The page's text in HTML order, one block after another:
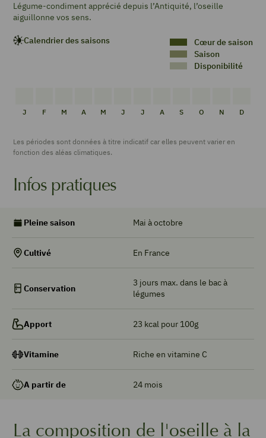
Légume-condiment apprécié depuis l’Antiquité, l’oseille
aiguillonne vos sens.
Calendrier des saisons
Cœur de saison
Saison
Disponibilité
DE
DE
DE
DE
DE
DE
DE
DE
DE
DE
DE
DE
J F M A M J J A S O N D
Les périodes sont données à titre indicatif car elles peuvent varier en
fonction des aléas climatiques.
Infos pratiques
Pleine saison Mai à octobre
Cultivé En France
Conservation
3 jours max. dans le bac à
légumes
Apport 23 kcal pour 100g
Vitamine Riche en vitamine C
A partir de 24 mois
La composition de l'oseille à la